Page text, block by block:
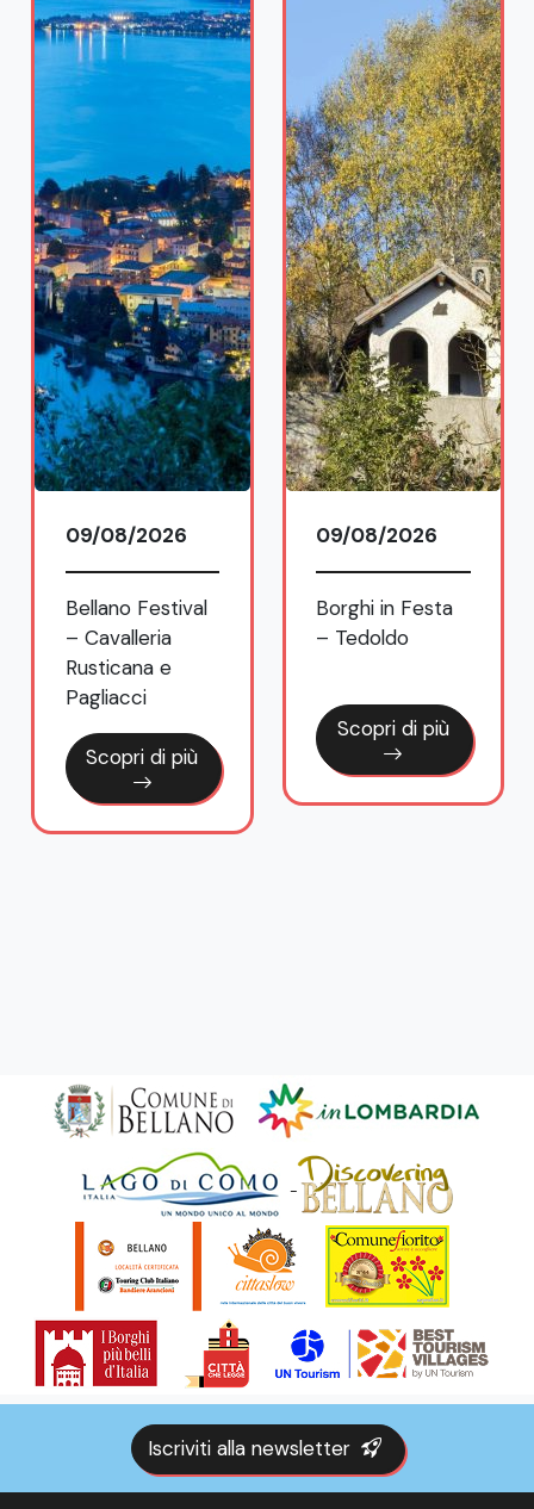
09/08/2026
Bellano Festival
– Cavalleria
Rusticana e
Pagliacci
Scopri di più
09/08/2026
Borghi in Festa
– Tedoldo
Scopri di più
Iscriviti alla newsletter